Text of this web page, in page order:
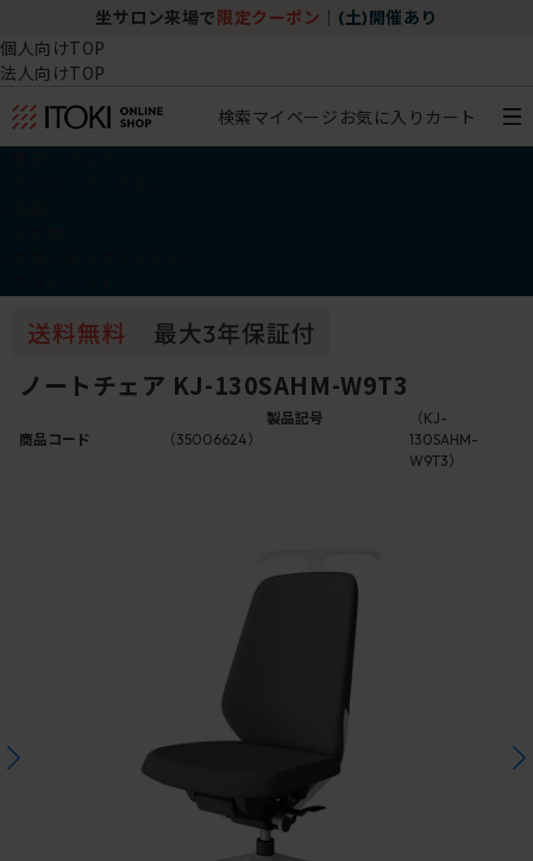
坐サロン来場で 限定クーポン (土)開催あり
個人向けTOP
法人向けTOP
検索マイページ お気に入り カート
ノートチェア KJ-130SAHM-W9T3
商品コード （35006624）
製品記号
（KJ-
130SAHM-
W9T3）